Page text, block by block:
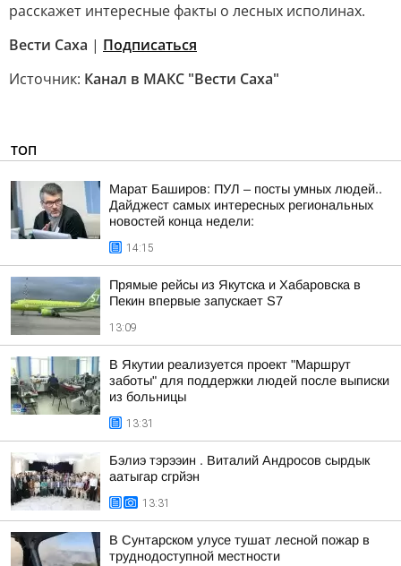
расскажет интересные факты о лесных исполинах.
Вести Саха | Подписаться
Источник: Канал в МАКС "Вести Саха"
ТОП
Марат Баширов: ПУЛ – посты умных людей..
Дайджест самых интересных региональных
новостей конца недели:
14:15
Прямые рейсы из Якутска и Хабаровска в
Пекин впервые запускает S7
13:09
В Якутии реализуется проект "Маршрут
заботы" для поддержки людей после выписки
из больницы
13:31
Бэлиэ тэрээин . Виталий Андросов сырдык
аатыгар сгрйэн
13:31
В Сунтарском улусе тушат лесной пожар в
труднодоступной местности